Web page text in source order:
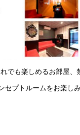
も楽しめるお部屋、
プトルームをお楽しみ